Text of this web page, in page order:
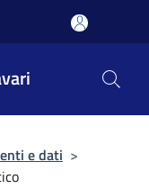
e dati >